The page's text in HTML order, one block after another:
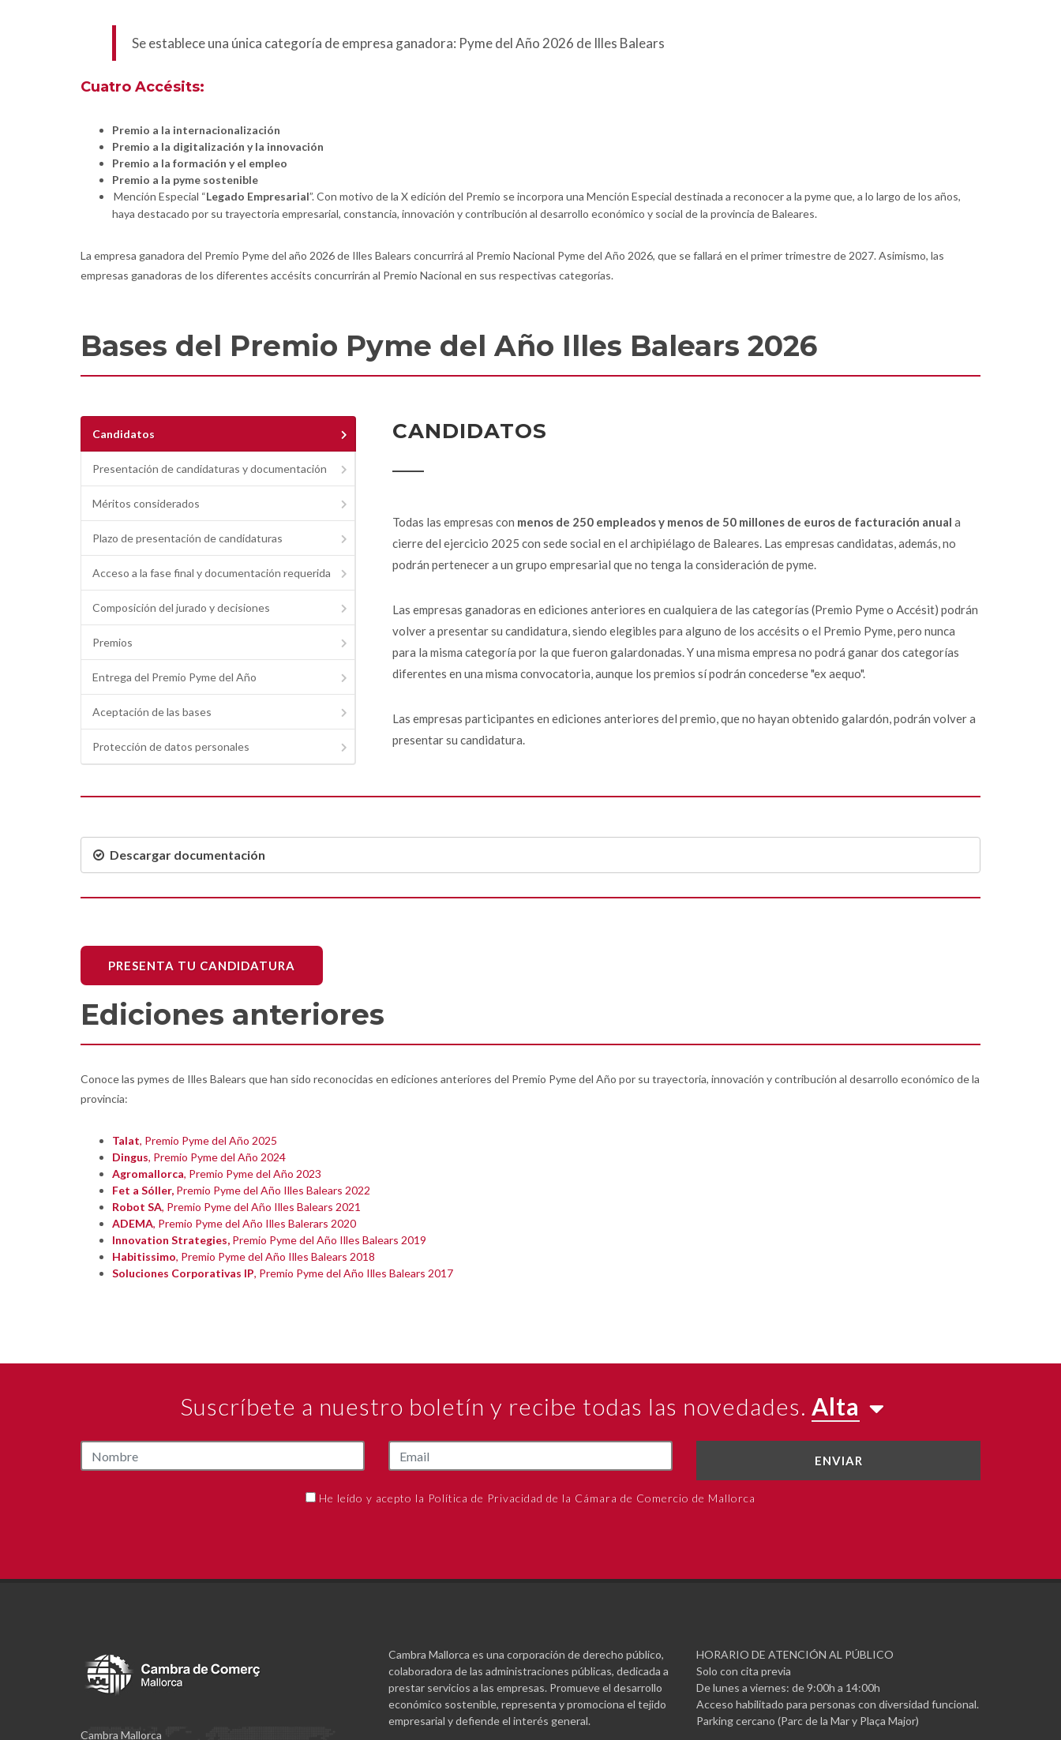
Se establece una única categoría de empresa ganadora: Pyme del Año 2026 de Illes Balears
Cuatro Accésits:
Premio a la internacionalización
Premio a la digitalización y la innovación
Premio a la formación y el empleo
Premio a la pyme sostenible
Mención Especial “Legado Empresarial”. Con motivo de la X edición del Premio se incorpora una Mención Especial destinada a reconocer a la pyme que, a lo largo de los años,
haya destacado por su trayectoria empresarial, constancia, innovación y contribución al desarrollo económico y social de la provincia de Baleares.
La empresa ganadora del Premio Pyme del año 2026 de Illes Balears concurrirá al Premio Nacional Pyme del Año 2026, que se fallará en el primer trimestre de 2027. Asimismo, las
empresas ganadoras de los diferentes accésits concurrirán al Premio Nacional en sus respectivas categorías.
Bases del Premio Pyme del Año Illes Balears 2026
Candidatos
Presentación de candidaturas y documentación
Méritos considerados
Plazo de presentación de candidaturas
Acceso a la fase final y documentación requerida
Composición del jurado y decisiones
Premios
Entrega del Premio Pyme del Año
Aceptación de las bases
Protección de datos personales
CANDIDATOS
Todas las empresas con menos de 250 empleados y menos de 50 millones de euros de facturación anual a
cierre del ejercicio 2025 con sede social en el archipiélago de Baleares. Las empresas candidatas, además, no
podrán pertenecer a un grupo empresarial que no tenga la consideración de pyme.
Las empresas ganadoras en ediciones anteriores en cualquiera de las categorías (Premio Pyme o Accésit) podrán
volver a presentar su candidatura, siendo elegibles para alguno de los accésits o el Premio Pyme, pero nunca
para la misma categoría por la que fueron galardonadas. Y una misma empresa no podrá ganar dos categorías
diferentes en una misma convocatoria, aunque los premios sí podrán concederse "ex aequo".
Las empresas participantes en ediciones anteriores del premio, que no hayan obtenido galardón, podrán volver a
presentar su candidatura.
Descargar documentación
PRESENTA TU CANDIDATURA
Ediciones anteriores
Conoce las pymes de Illes Balears que han sido reconocidas en ediciones anteriores del Premio Pyme del Año por su trayectoria, innovación y contribución al desarrollo económico de la
provincia:
Talat, Premio Pyme del Año 2025
Dingus, Premio Pyme del Año 2024
Agromallorca, Premio Pyme del Año 2023
Fet a Sóller, Premio Pyme del Año Illes Balears 2022
Robot SA, Premio Pyme del Año Illes Balears 2021
ADEMA, Premio Pyme del Año Illes Balerars 2020
Innovation Strategies, Premio Pyme del Año Illes Balears 2019
Habitissimo, Premio Pyme del Año Illes Balears 2018
Soluciones Corporativas IP, Premio Pyme del Año Illes Balears 2017
Suscríbete a nuestro boletín y recibe todas las novedades. Alta
ENVIAR
He leído y acepto la Política de Privacidad de la Cámara de Comercio de Mallorca
Cambra Mallorca
Cambra Mallorca es una corporación de derecho público,
colaboradora de las administraciones públicas, dedicada a
prestar servicios a las empresas. Promueve el desarrollo
económico sostenible, representa y promociona el tejido
empresarial y defiende el interés general.
HORARIO DE ATENCIÓN AL PÚBLICO
Solo con cita previa
De lunes a viernes: de 9:00h a 14:00h
Acceso habilitado para personas con diversidad funcional.
Parking cercano (Parc de la Mar y Plaça Major)